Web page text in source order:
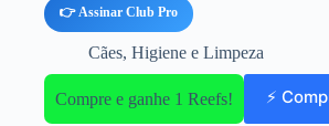
👉 Assinar Club Pro
Cães, Higiene e Limpeza
Compre e ganhe 1 Reefs! ⚡